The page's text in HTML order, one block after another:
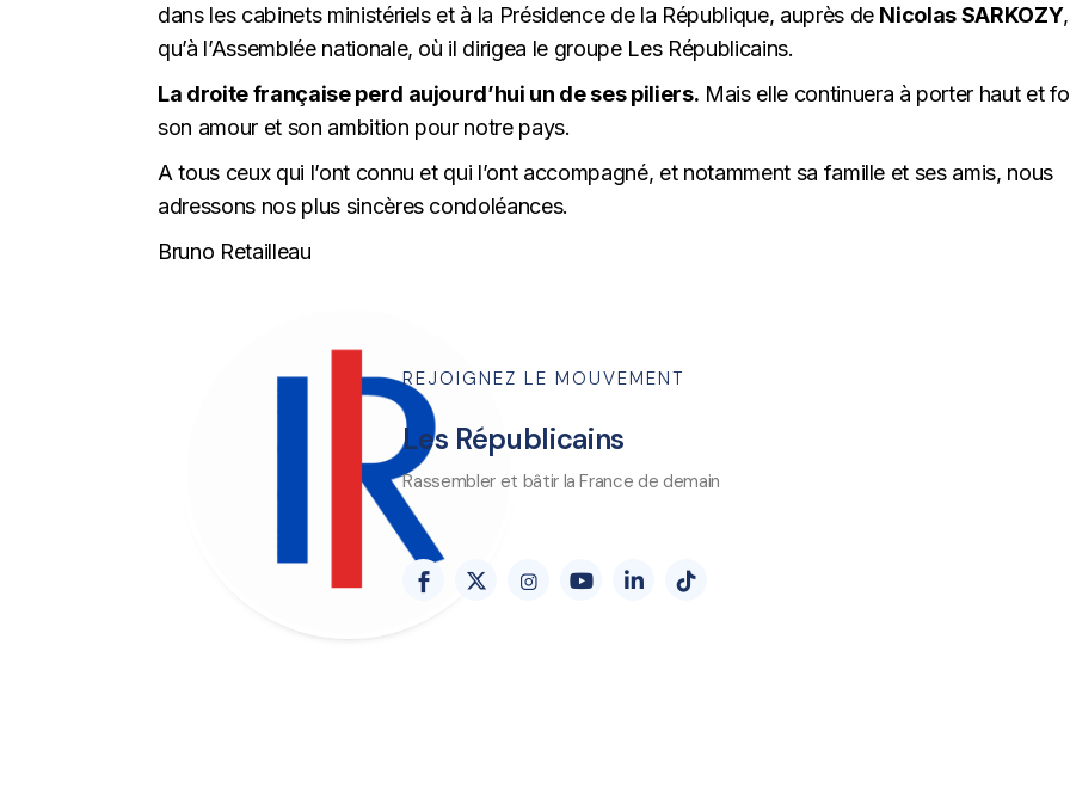
dans les cabinets ministériels et à la Présidence de la République, auprès de Nicolas SARKOZY,
qu’à l’Assemblée nationale, où il dirigea le groupe Les Républicains.
La droite française perd aujourd’hui un de ses piliers. Mais elle continuera à porter haut et
son amour et son ambition pour notre pays.
A tous ceux qui l’ont connu et qui l’ont accompagné, et notamment sa famille et ses amis, nous
adressons nos plus sincères condoléances.
Bruno Retailleau
REJOIGNEZ LE MOUVEMENT
Les Républicains
Rassembler et bâtir la France de demain